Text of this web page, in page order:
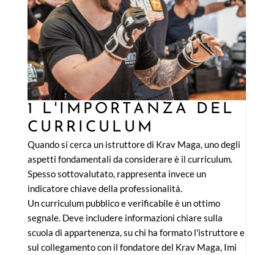
1 L'IMPORTANZA DEL
CURRICULUM
Quando si cerca un istruttore di Krav Maga, uno degli
aspetti fondamentali da considerare è il curriculum.
Spesso sottovalutato, rappresenta invece un
indicatore chiave della professionalità.
Un curriculum pubblico e verificabile è un ottimo
segnale. Deve includere informazioni chiare sulla
scuola di appartenenza, su chi ha formato l'istruttore e
sul collegamento con il fondatore del Krav Maga, Imi